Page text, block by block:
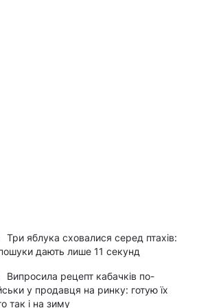
Три яблука сховалися серед птахів:
дають лише 11 секунд
Випросила рецепт кабачків по-
у продавця на ринку: готую їх
так і на зиму